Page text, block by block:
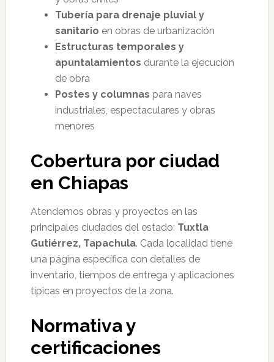
Tubería para drenaje pluvial y
sanitario en obras de urbanización
Estructuras temporales y
apuntalamientos durante la ejecución
de obra
Postes y columnas para naves
industriales, espectaculares y obras
menores
Cobertura por ciudad
en Chiapas
Atendemos obras y proyectos en las
principales ciudades del estado: Tuxtla
Gutiérrez, Tapachula. Cada localidad tiene
una página específica con detalles de
inventario, tiempos de entrega y aplicaciones
típicas en proyectos de la zona.
Normativa y
certificaciones